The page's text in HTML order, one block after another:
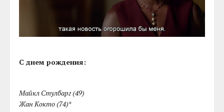
С днем рождения:
Майкл Стулбарг (49)
Жан Кокто (74)*